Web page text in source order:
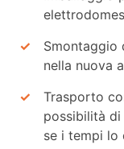
Smontaggio
nella nuova
Trasporto
possibilità
se i tempi lo